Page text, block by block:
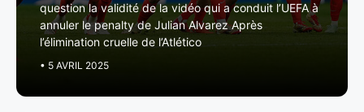
question la validité de la vidéo qui a conduit l’UEFA à
annuler le penalty de Julian Alvarez Après
l’élimination cruelle de l’Atlético
• 5 AVRIL 2025